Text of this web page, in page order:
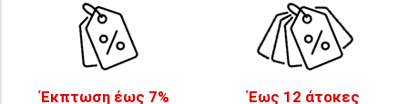
Έκπτωση έως 7%
Έως 12 άτοκες